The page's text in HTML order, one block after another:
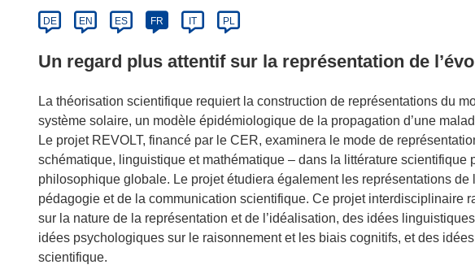
DE EN ES FR IT PL
Un regard plus attentif sur la représentation de
La théorisation scientifique requiert la construction de représentations du
système solaire, un modèle épidémiologique de la propagation d’une
Le projet REVOLT, financé par le CER, examinera le mode de
schématique, linguistique et mathématique – dans la littérature scientifique
philosophique globale. Le projet étudiera également les représentations de
pédagogie et de la communication scientifique. Ce projet interdisciplinaire
sur la nature de la représentation et de l’idéalisation, des idées
idées psychologiques sur le raisonnement et les biais cognitifs, et des
scientifique.